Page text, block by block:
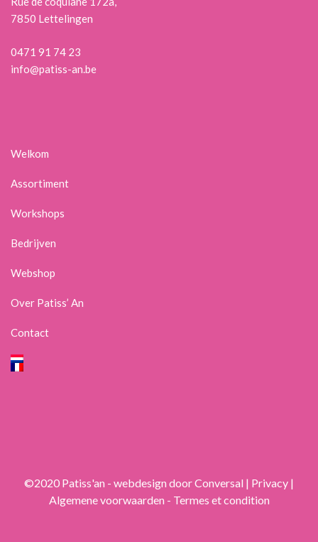
7850 Lettelingen
0471 91 74 23
info@patiss-an.be
Welkom
Assortiment
Workshops
Bedrijven
Webshop
Over Patiss’ An
Contact
©2020 Patiss'an - webdesigndoor Conversal | Privacy |
Algemene voorwaarden - Termes et condition